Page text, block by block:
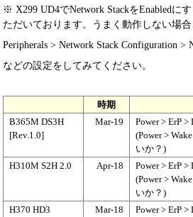
※ X299 UD4でNetwork StackをEnabledに
ただいております。うまく動作しない場合
Peripherals > Network Stack Configuration >
などの設定をしてみてください。
時期
B365M DS3H
[Rev.1.0]
Mar-19
Power > ErP >
(Power >
いか？)
H310M S2H 2.0
Apr-18
Power > ErP >
(Power >
いか？)
H370 HD3
Mar-18
Power > ErP >